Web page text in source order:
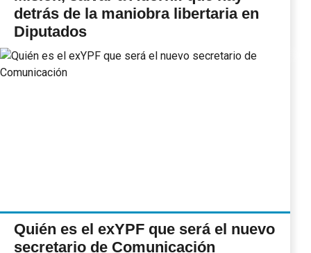
detrás de la maniobra libertaria en
Diputados
Quién es el exYPF que será el nuevo
secretario de Comunicación